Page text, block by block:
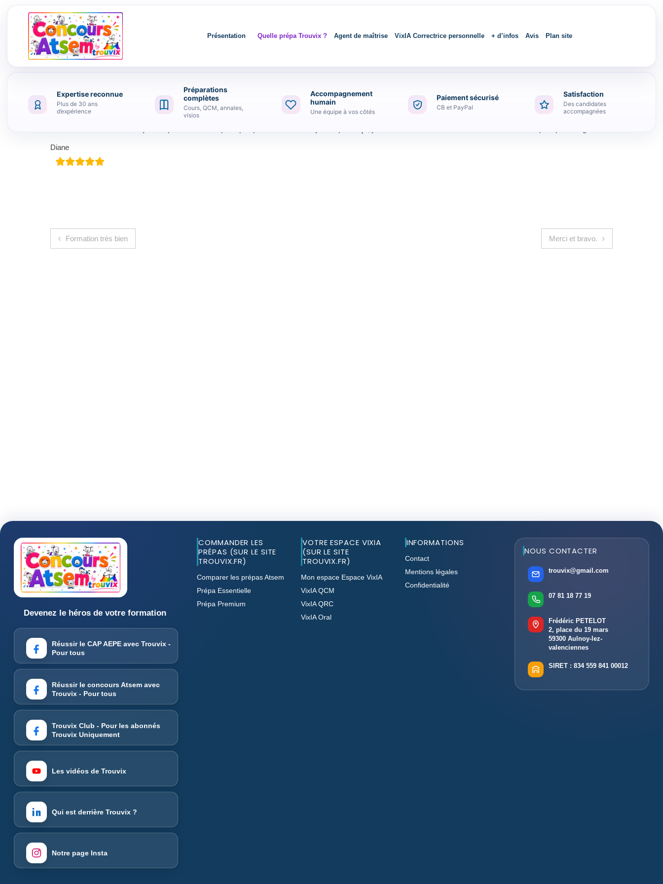
Présentation Quelle prépa Trouvix ? Agent de maîtrise VixIA Correctrice personnelle + d’infos Avis Plan site
Expertise reconnue
Plus de 30 ans
d’expérience
Préparations
complètes
Cours, QCM, annales,
visios
Accompagnement
humain
Une équipe à vos côtés
Paiement sécurisé
CB et PayPal
Satisfaction
Des candidates
accompagnées
Diane
Navigation de l’article
Formation très bien Merci et bravo.
Devenez le héros de votre formation
Réussir le CAP AEPE avec Trouvix -
Pour tous
Réussir le concours Atsem avec
Trouvix - Pour tous
Trouvix Club - Pour les abonnés
Trouvix Uniquement
Les vidéos de Trouvix
Qui est derrière Trouvix ?
Notre page Insta
COMMANDER LES
PRÉPAS (SUR LE SITE
TROUVIX.FR)
Comparer les prépas Atsem
Prépa Essentielle
Prépa Premium
VOTRE ESPACE VIXIA
(SUR LE SITE
TROUVIX.FR)
Mon espace Espace VixIA
VixIA QCM
VixIA QRC
VixIA Oral
INFORMATIONS
Contact
Mentions légales
Confidentialité
NOUS CONTACTER
trouvix@gmail.com
07 81 18 77 19
Frédéric PETELOT
2, place du 19 mars
59300 Aulnoy-lez-
valenciennes
SIRET : 834 559 841 00012